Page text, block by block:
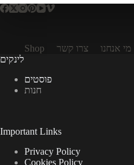
Shop צרו קשר מי אנחנו
לינקים
פוסטים
חנות
Important Links
Privacy Policy
Cookies Policy